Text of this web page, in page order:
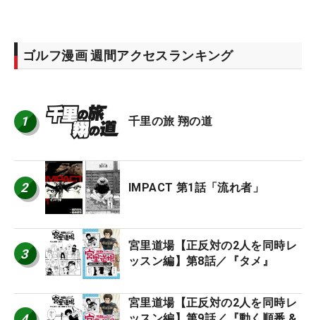
ゴルフ漫画 週間アクセスランキング
1 千里の旅 翔の道
2 IMPACT 第1話「流れ者」
3
宮里道場【正反対の2人を同時レ
ッスン編】第8話／『タメ』
宮里道場【正反対の2人を同時レ